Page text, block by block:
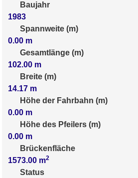
Baujahr
1983
Spannweite (m)
0.00 m
Gesamtlänge (m)
102.00 m
Breite (m)
14.17 m
Höhe der Fahrbahn (m)
0.00 m
Höhe des Pfeilers (m)
0.00 m
Brückenfläche
1573.00 m2
Status